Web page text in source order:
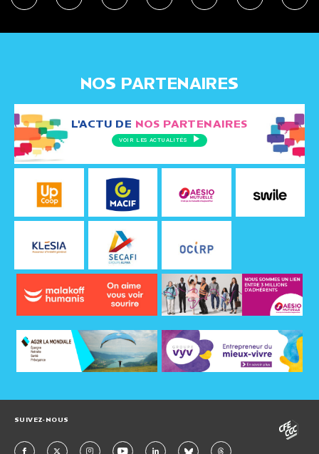
NOS PARTENAIRES
L'ACTU DE NOS PARTENAIRES
VOIR LES ACTUALITÉS
SUIVEZ-NOUS